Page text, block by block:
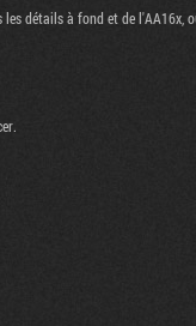
détails à fond et de l'AA16x,